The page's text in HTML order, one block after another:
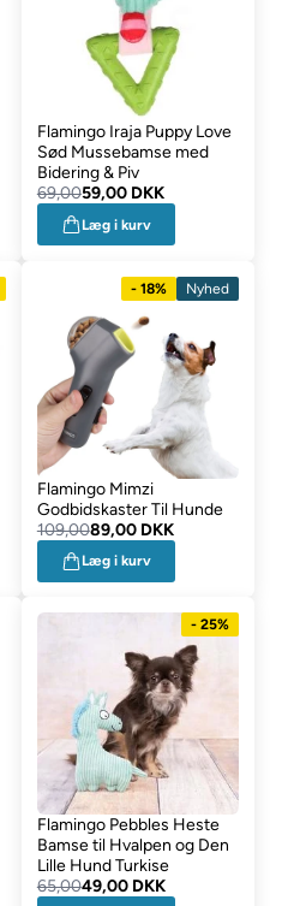
Flamingo Iraja Puppy Love
Sød Mussebamse med
Bidering & Piv
69,0059,00 DKK
Læg i kurv
- 18% Nyhed
Flamingo Mimzi
Godbidskaster Til Hunde
109,0089,00 DKK
Læg i kurv
- 25%
Flamingo Pebbles Heste
Bamse til Hvalpen og Den
Lille Hund Turkise
65,0049,00 DKK